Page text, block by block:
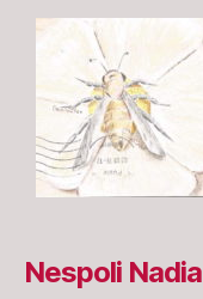
Nespoli Nadia